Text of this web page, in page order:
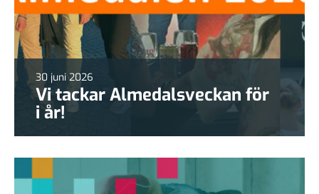
30 juni 2026
Vi tackar Almedalsveckan för
i år!